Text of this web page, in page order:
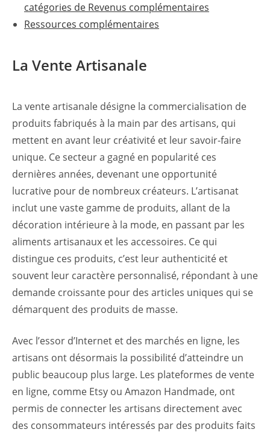
catégories de Revenus complémentaires
Ressources complémentaires
La Vente Artisanale
La vente artisanale désigne la commercialisation de
produits fabriqués à la main par des artisans, qui
mettent en avant leur créativité et leur savoir-faire
unique. Ce secteur a gagné en popularité ces
dernières années, devenant une opportunité
lucrative pour de nombreux créateurs. L’artisanat
inclut une vaste gamme de produits, allant de la
décoration intérieure à la mode, en passant par les
aliments artisanaux et les accessoires. Ce qui
distingue ces produits, c’est leur authenticité et
souvent leur caractère personnalisé, répondant à une
demande croissante pour des articles uniques qui se
démarquent des produits de masse.
Avec l’essor d’Internet et des marchés en ligne, les
artisans ont désormais la possibilité d’atteindre un
public beaucoup plus large. Les plateformes de vente
en ligne, comme Etsy ou Amazon Handmade, ont
permis de connecter les artisans directement avec
des consommateurs intéressés par des produits faits